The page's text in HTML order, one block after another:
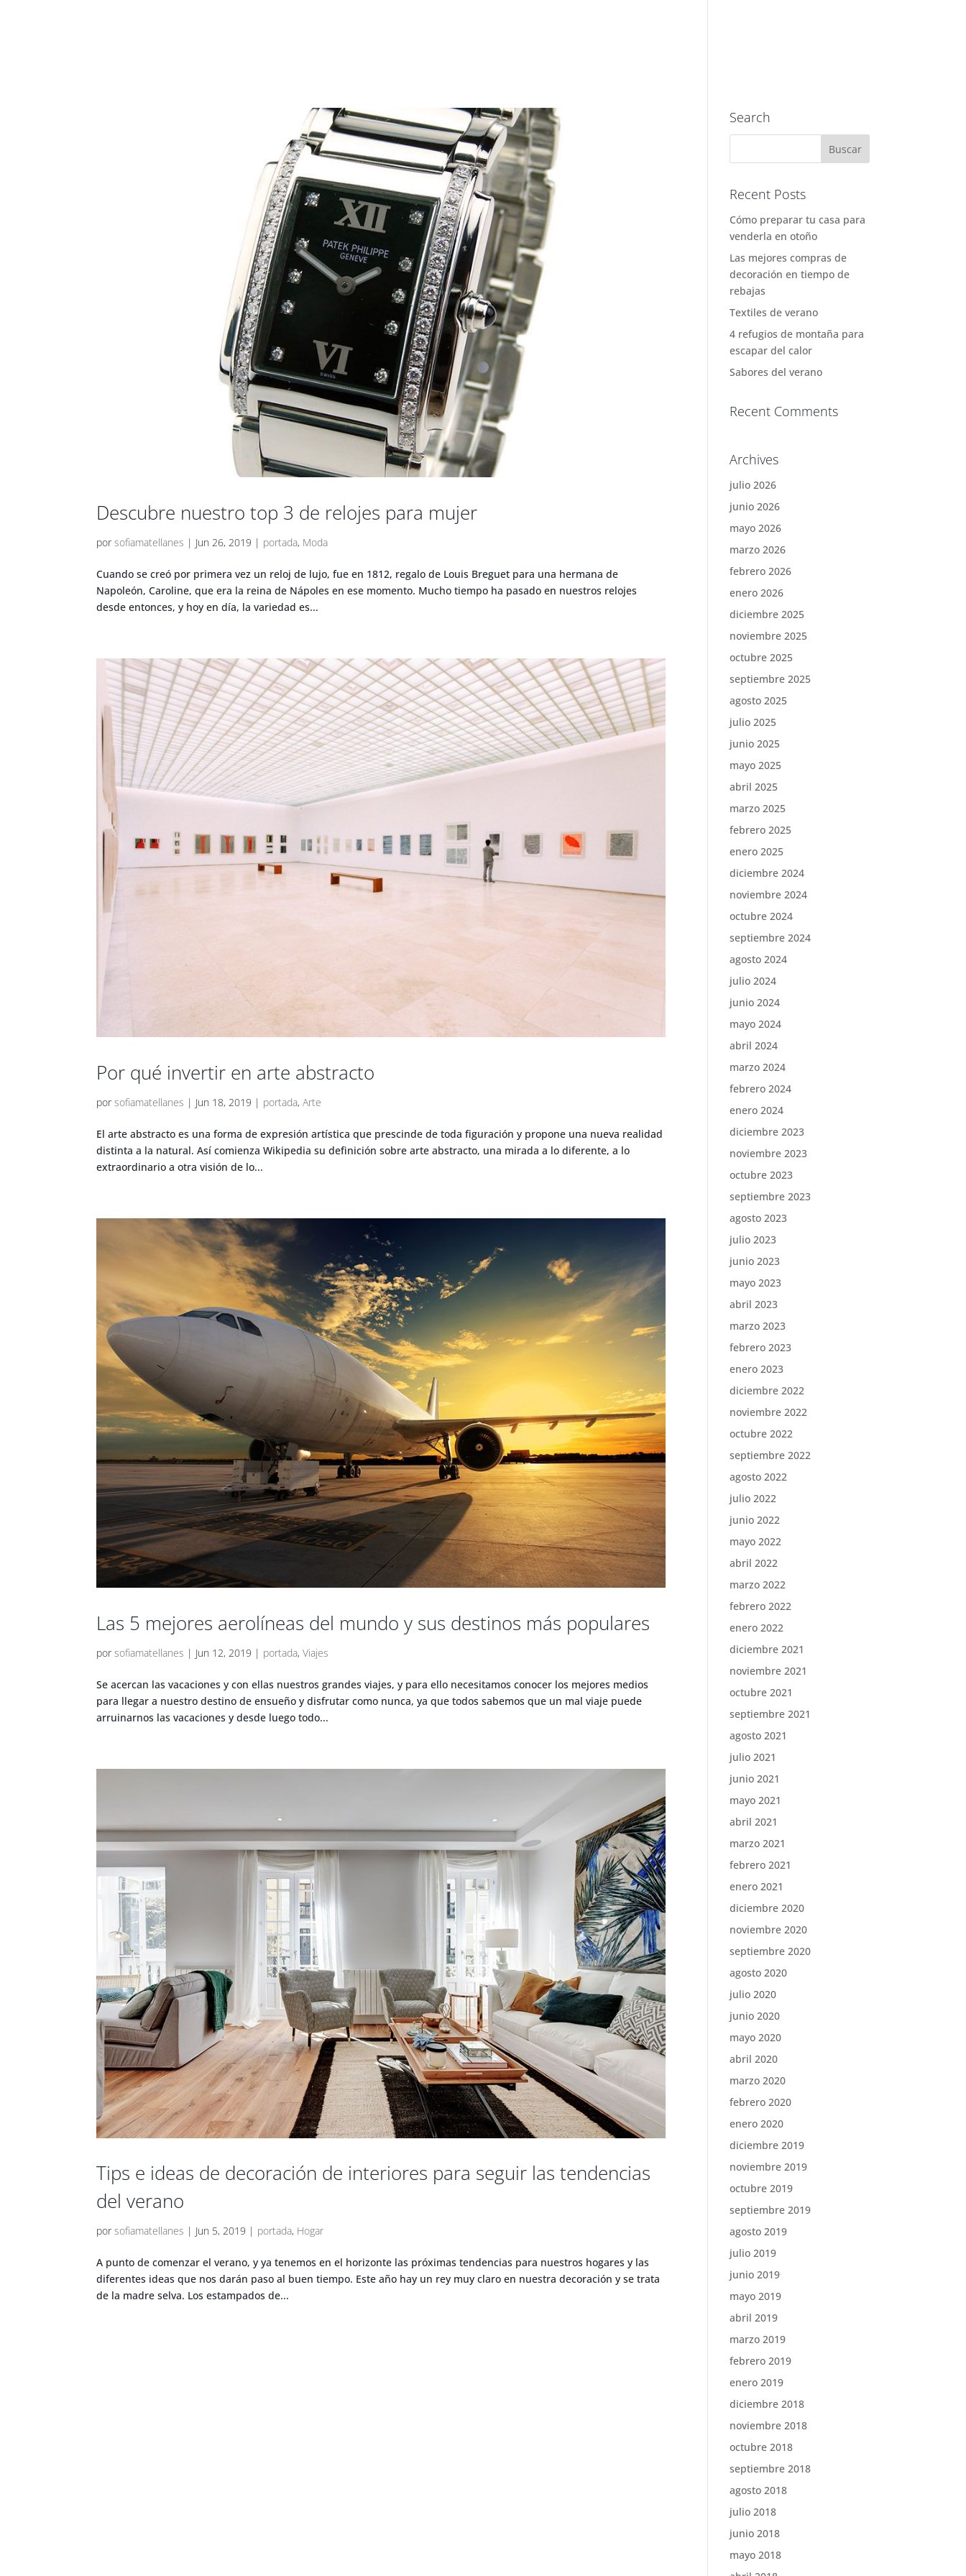
Descubre nuestro top 3 de relojes para mujer
por sofiamatellanes | Jun 26, 2019 | portada, Moda
Cuando se creó por primera vez un reloj de lujo, fue en 1812, regalo de Louis Breguet para una hermana de
Napoleón, Caroline, que era la reina de Nápoles en ese momento. Mucho tiempo ha pasado en nuestros relojes
desde entonces, y hoy en día, la variedad es...
Por qué invertir en arte abstracto
porsofiamatellanes | Jun 18, 2019 | portada,Arte
El arte abstracto es una forma de expresión artística que prescinde de toda figuración y propone una nueva realidad
distinta a la natural. Así comienza Wikipedia su definición sobre arte abstracto, una mirada a lo diferente, a lo
extraordinario a otra visión de lo...
Las 5 mejores aerolíneas del mundo y sus destinos más populares
por sofiamatellanes | Jun 12, 2019 | portada,Viajes
Se acercan las vacaciones y con ellas nuestros grandes viajes, y para ello necesitamos conocer los mejores medios
para llegar a nuestro destino de ensueño y disfrutar como nunca, ya que todos sabemos que un mal viaje puede
arruinarnos las vacaciones y desde luego todo...
Tips e ideas de decoración de interiores para seguir las tendencias
del verano
porsofiamatellanes | Jun 5, 2019 | portada, Hogar
A punto de comenzar el verano, y ya tenemos en el horizonte las próximas tendencias para nuestros hogares y las
diferentes ideas que nos darán paso al buen tiempo. Este año hay un rey muy claro en nuestra decoración y se trata
de la madre selva. Los estampados de...
Search
Recent Posts
Cómo preparar tu casa para
venderla en otoño
Las mejores compras de
decoración en tiempo de
rebajas
Textiles de verano
4 refugios de montaña para
escapar del calor
Sabores del verano
Recent Comments
Archives
julio 2026
junio 2026
mayo 2026
marzo 2026
febrero 2026
enero 2026
diciembre 2025
noviembre 2025
octubre 2025
septiembre 2025
agosto 2025
julio 2025
junio 2025
mayo 2025
abril 2025
marzo 2025
febrero 2025
enero 2025
diciembre 2024
noviembre 2024
octubre 2024
septiembre 2024
agosto 2024
julio 2024
junio 2024
mayo 2024
abril 2024
marzo 2024
febrero 2024
enero 2024
diciembre 2023
noviembre 2023
octubre 2023
septiembre 2023
agosto 2023
julio 2023
junio 2023
mayo 2023
abril 2023
marzo 2023
febrero 2023
enero 2023
diciembre 2022
noviembre 2022
octubre 2022
septiembre 2022
agosto 2022
julio 2022
junio 2022
mayo 2022
abril 2022
marzo 2022
febrero 2022
enero 2022
diciembre 2021
noviembre 2021
octubre 2021
septiembre 2021
agosto 2021
julio 2021
junio 2021
mayo 2021
abril 2021
marzo 2021
febrero 2021
enero 2021
diciembre 2020
noviembre 2020
septiembre 2020
agosto 2020
julio 2020
junio 2020
mayo 2020
abril 2020
marzo 2020
febrero 2020
enero 2020
diciembre 2019
noviembre 2019
octubre 2019
septiembre 2019
agosto 2019
julio 2019
junio 2019
mayo 2019
abril 2019
marzo 2019
febrero 2019
enero 2019
diciembre 2018
noviembre 2018
octubre 2018
septiembre 2018
agosto 2018
julio 2018
junio 2018
mayo 2018